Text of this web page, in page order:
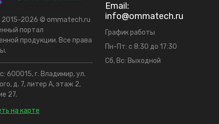
2015-2026 © ommatech.ru
портал
продукции. Все права
600015, г. Владимир, ул.
д. 7, литер А, этаж 2,
27.
на карте
Email:
info@ommatech.ru
График работы
Пн-Пт: с 8:30 до 17:30
Сб, Вс: Выходной